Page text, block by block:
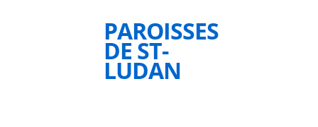
PAROISSES
DE ST-
LUDAN